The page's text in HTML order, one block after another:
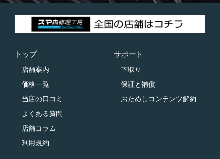
トップ
店舗案内
価格一覧
当店の口コミ
よくある質問
店舗コラム
利用規約
サポート
下取り
保証と補償
おためしコンテンツ解約